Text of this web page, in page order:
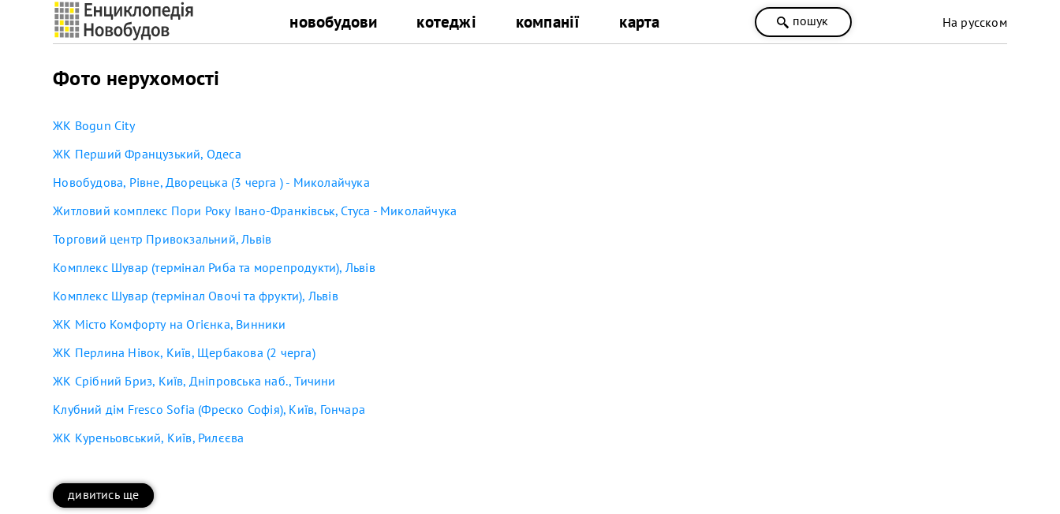
новобудови котеджі компанії карта пошук На русском
Фото нерухомості
ЖК Bogun City
ЖК Перший Французький, Одеса
Новобудова, Рівне, Дворецька (3 черга ) - Миколайчука
Житловий комплекс Пори Року Івано-Франківськ, Стуса - Миколайчука
Торговий центр Привокзальний, Львів
Комплекс Шувар (термінал Риба та морепродукти), Львів
Комплекс Шувар (термінал Овочі та фрукти), Львів
ЖК Місто Комфорту на Огієнка, Винники
ЖК Перлина Нівок, Київ, Щербакова (2 черга)
ЖК Срібний Бриз, Київ, Дніпровська наб., Тичини
Клубний дім Fresco Sofia (Фреско Софія), Київ, Гончара
ЖК Куреньовський, Київ, Рилєєва
дивитись ще